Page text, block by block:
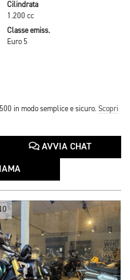
Cilindrata
1.200 cc
Classe emiss.
Euro 5
in modo semplice e sicuro. Scopri
AVVIA CHAT